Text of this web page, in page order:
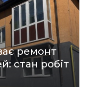
ремонт
стан робіт